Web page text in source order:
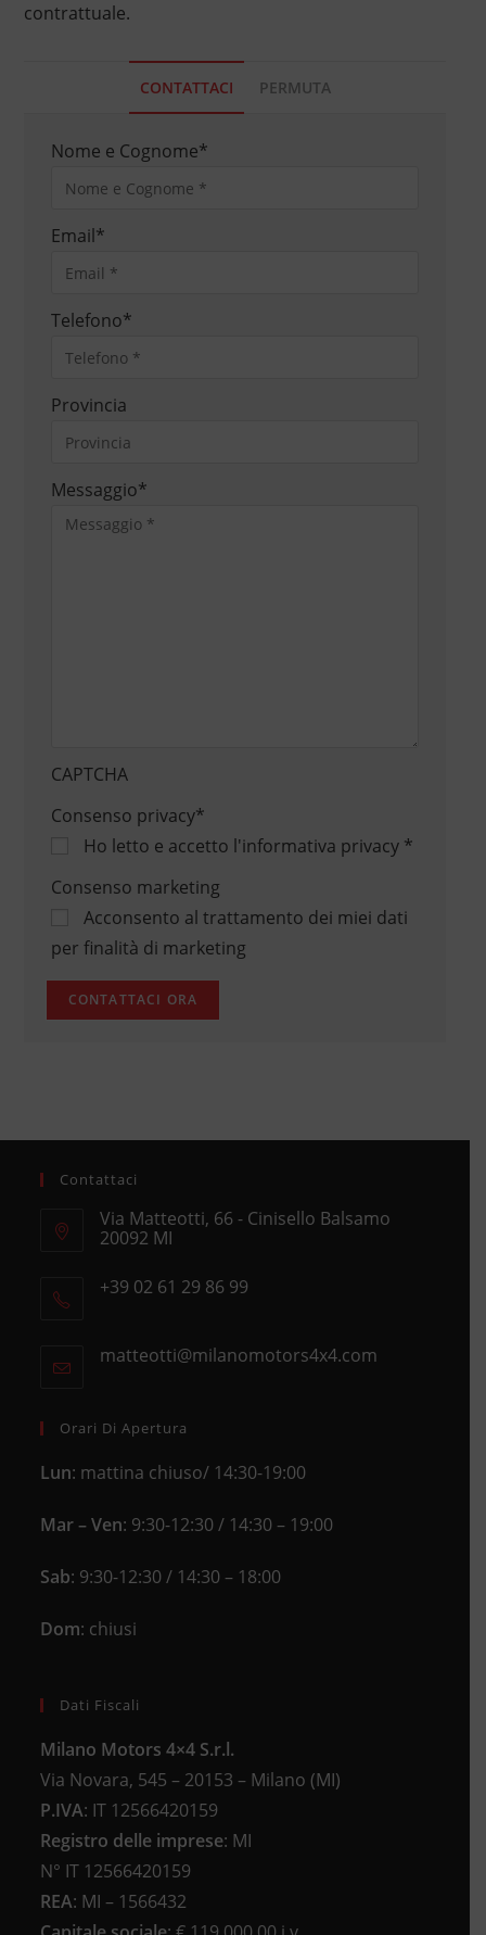
contrattuale.
CONTATTACI PERMUTA
Nome e Cognome*
Email*
Telefono*
Provincia
Messaggio*
CAPTCHA
Consenso privacy*
Ho letto e accetto l'informativa privacy*
Consenso marketing
Acconsento al trattamento dei miei dati
per finalità di marketing
Contattaci
Via Matteotti, 66 - Cinisello Balsamo
20092 MI
in
+39 02 61 29 86 99
your
matteotti@milanomotors4x4.comOpens
Orari Di Apertura
Lun: mattina chiuso/ 14:30-19:00
Mar – Ven: 9:30-12:30 / 14:30 – 19:00
Sab: 9:30-12:30 / 14:30 – 18:00
Dom: chiusi
Dati Fiscali
Milano Motors 4×4 S.r.l.
Via Novara, 545 – 20153 – Milano (MI)
P.IVA: IT 12566420159
Registro delle imprese: MI
N° IT 12566420159
REA: MI – 1566432